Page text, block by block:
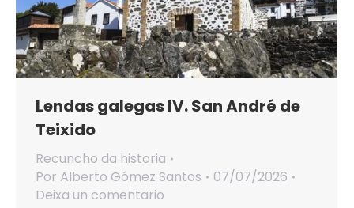
Lendas galegas IV. San André de
Teixido
Recuncho da historia
Por Alberto Gómez Santos
07/07/2026
Deixa un comentario